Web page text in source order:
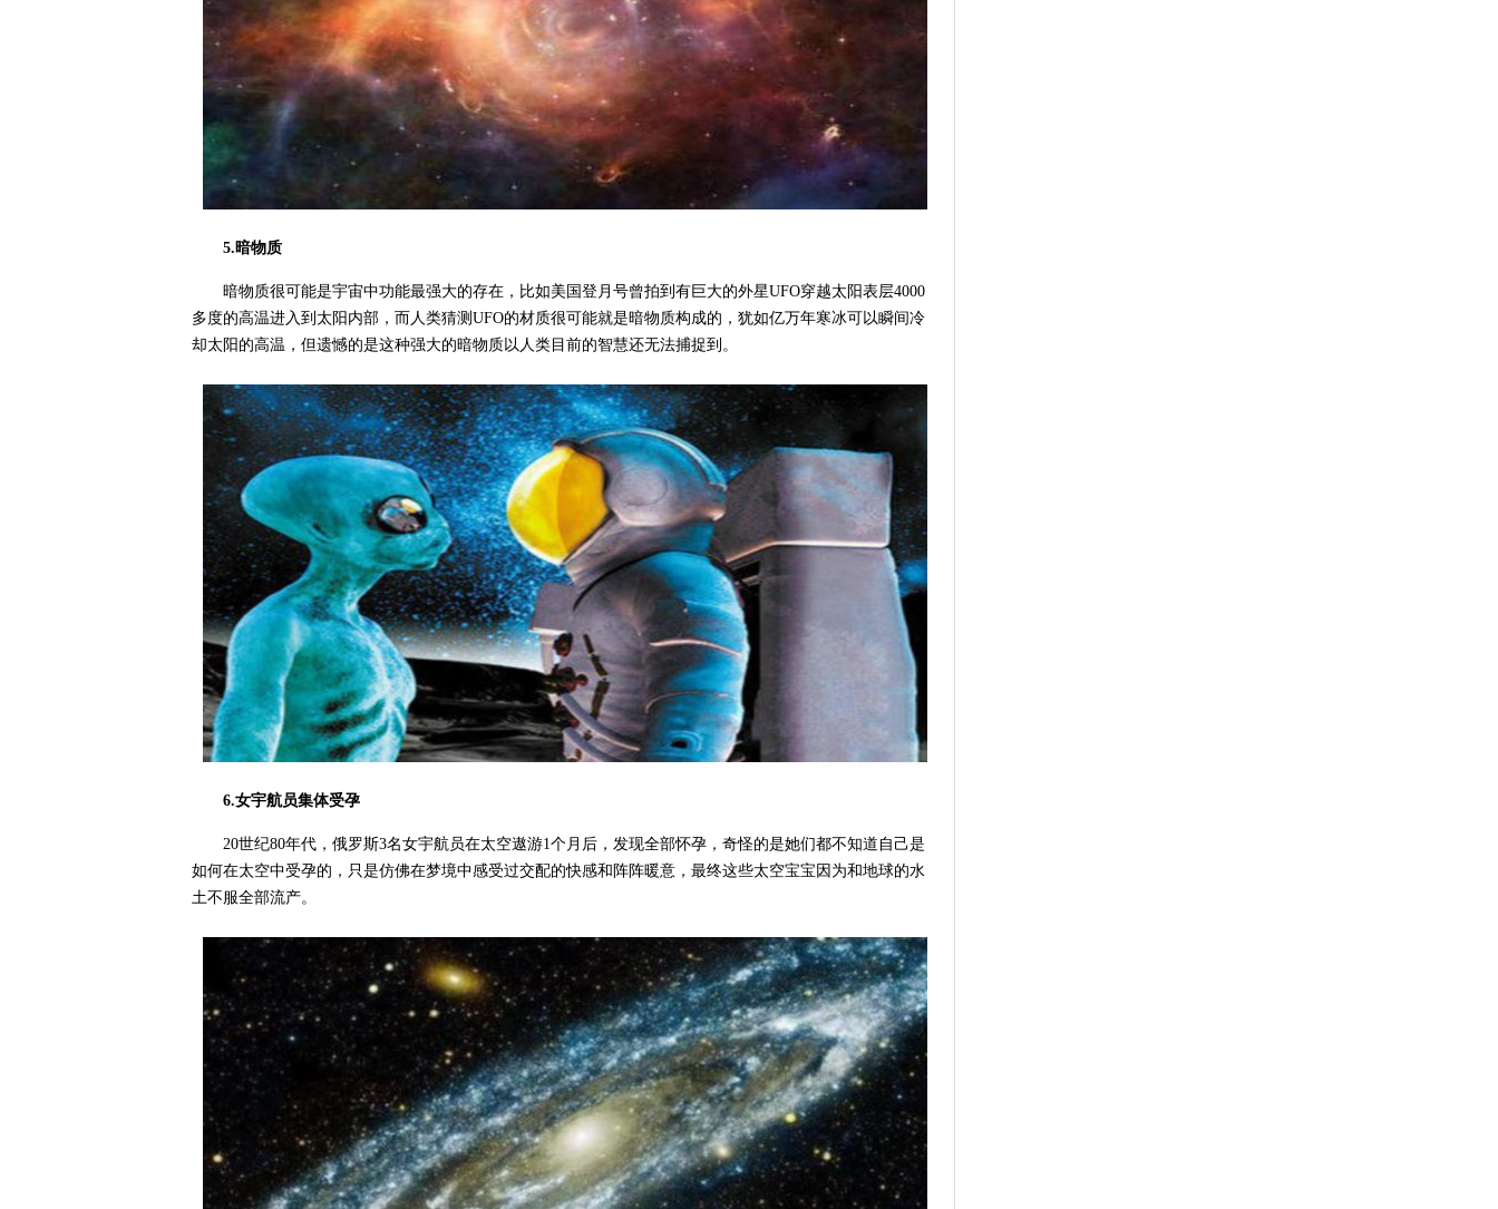
5.暗物质
暗物质很可能是宇宙中功能最强大的存在，比如美国登月号曾拍到有巨大的外星UFO穿越太阳表层4000
多度的高温进入到太阳内部，而人类猜测UFO的材质很可能就是暗物质构成的，犹如亿万年寒冰可以瞬间冷
却太阳的高温，但遗憾的是这种强大的暗物质以人类目前的智慧还无法捕捉到。
6.女宇航员集体受孕
20世纪80年代，俄罗斯3名女宇航员在太空遨游1个月后，发现全部怀孕，奇怪的是她们都不知道自己是
如何在太空中受孕的，只是仿佛在梦境中感受过交配的快感和阵阵暖意，最终这些太空宝宝因为和地球的水
土不服全部流产。